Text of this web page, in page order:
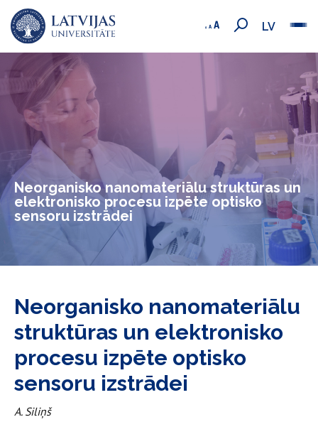
LV
Neorganisko nanomateriālu struktūras un
elektronisko procesu izpēte optisko
sensoru izstrādei
Neorganisko nanomateriālu
struktūras un elektronisko
procesu izpēte optisko
sensoru izstrādei
A. Siliņš